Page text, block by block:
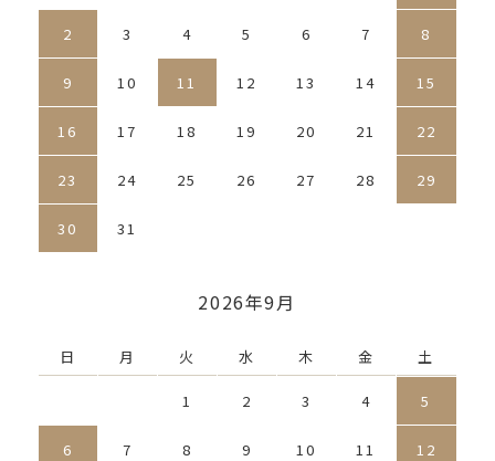
2 3 4 5 6 7 8
9 10 11 12 13 14 15
16 17 18 19 20 21 22
23 24 25 26 27 28 29
30 31
2026年9月
日 月 火 水 木 金 土
1 2 3 4 5
6 7 8 9 10 11 12